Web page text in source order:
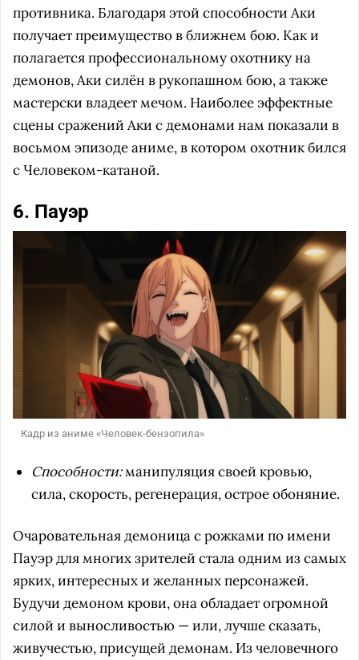
противника. Благодаря этой способности Аки
получает преимущество в ближнем бою. Как и
полагается профессиональному охотнику на
демонов, Аки силён в рукопашном бою, а также
мастерски владеет мечом. Наиболее эффектные
сцены сражений Аки с демонами нам показали в
восьмом эпизоде аниме, в котором охотник бился
с Человеком-катаной.
6. Пауэр
Кадр из аниме «Человек-бензопила»
Способности:манипуляция своей кровью,
сила, скорость, регенерация, острое обоняние.
Очаровательная демоница с рожками по имени
Пауэр для многих зрителей стала одним из самых
ярких, интересных и желанных персонажей.
Будучи демоном крови, она обладает огромной
силой и выносливостью — или, лучше сказать,
живучестью, присущей демонам. Из человечного